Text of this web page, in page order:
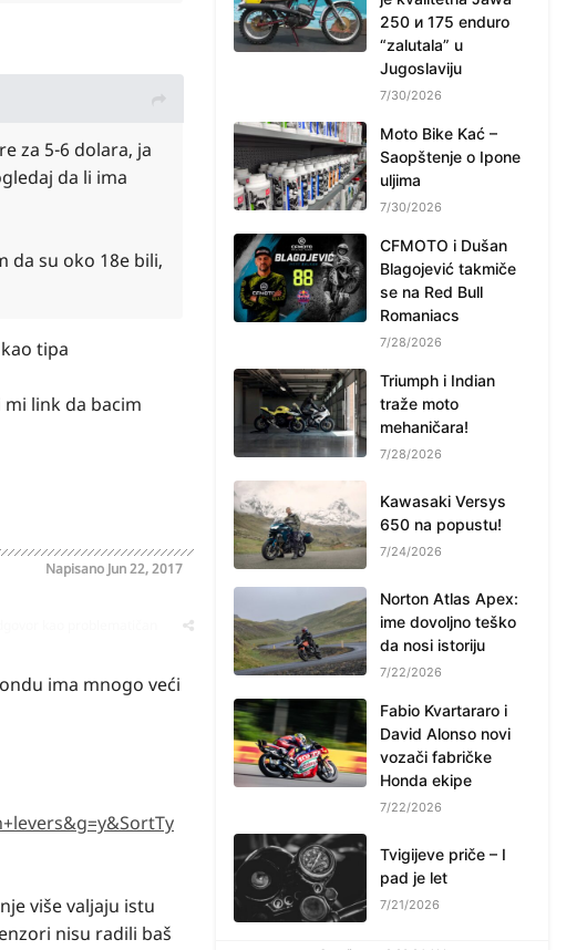
za 5-6 dolara, ja
da li ima
da su oko 18e bili,
tipa
link da bacim
Napisano Jun 22, 2017
ima mnogo veći
više valjaju istu
nisu radili baš
250 и 175 enduro
“zalutala” u
Jugoslaviju
7/30/2026
Moto Bike Kać –
Saopštenje o Ipone
uljima
7/30/2026
CFMOTO i Dušan
Blagojević takmiče
se na Red Bull
Romaniacs
7/28/2026
Triumph i Indian
traže moto
mehaničara!
7/28/2026
Kawasaki Versys
650 na popustu!
7/24/2026
Norton Atlas Apex:
ime dovoljno teško
da nosi istoriju
7/22/2026
Fabio Kvartararo i
David Alonso novi
vozači fabričke
Honda ekipe
7/22/2026
Tvigijeve priče – I
pad je let
7/21/2026